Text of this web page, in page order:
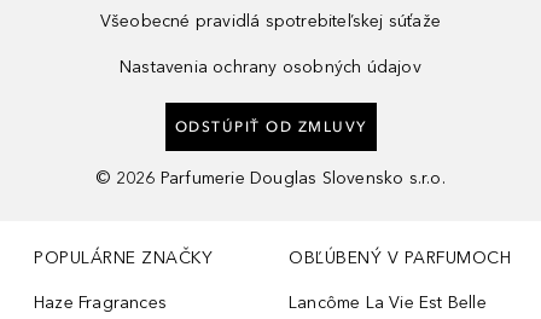
Všeobecné pravidlá spotrebiteľskej súťaže
Nastavenia ochrany osobných údajov
ODSTÚPIŤ OD ZMLUVY
© 2026 Parfumerie Douglas Slovensko s.r.o.
POPULÁRNE ZNAČKY
Haze Fragrances
OBĽÚBENÝ V PARFUMOCH
Lancôme La Vie Est Belle